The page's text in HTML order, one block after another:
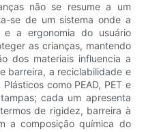
não se resume a um
se de um sistema onde a
a ergonomia do usuário
as crianças, mantendo
dos materiais influencia a
barreira, a reciclabilidade e
como PEAD, PET e
cada um apresenta
de rigidez, barreira à
a composição química do